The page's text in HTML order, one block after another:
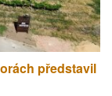
představil